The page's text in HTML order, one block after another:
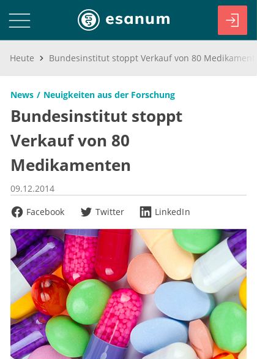
Heute
News Neuigkeiten aus der Forschung
Bundesinstitut stoppt
Verkauf von 80
Medikamenten
09.12.2014
Facebook
Twitter LinkedIn